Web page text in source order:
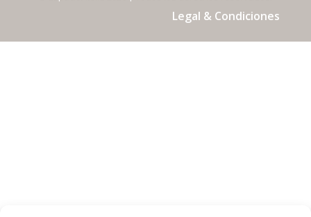
Legal & Condiciones